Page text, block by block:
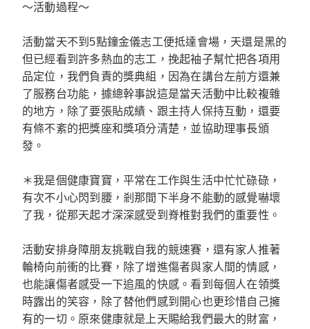
～活動過程～
活動當天不到5點鐘金儀志工便抵達會場，天還是黑的
但已經看到許多熱血的志工，挽起袖子幫忙把各項用
品定位，我們負責的獎典組，因為在講台左前方還兼
了服務台功能，據總幹事說這是當天活動中比較複雜
的地方，除了要張貼成績、跟主持人保持互動，還要
有條不紊的把獎座和獎項分清楚，並協助理事長頒
發。
＊我是個健康寶寶，平常在工作與生活中忙忙碌碌，
有次不小心閃到腰，剎那間下半身不能動的感覺嚇壞
了我，從那天起才深深感受到脊椎對我們的重要性。
活動安排身障朋友挑戰自我的競速賽，還有家人推著
輪椅向前衝的比賽，除了增進傷者與家人間的情感，
也能讓傷者感受一下追風的快感。看到每個人在領獎
時露出的笑容，除了替他們感到開心也更珍惜自己擁
有的一切。原來健康就是上天賜給我們最大的財富，